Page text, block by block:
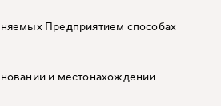
Предприятием способах
и местонахождении